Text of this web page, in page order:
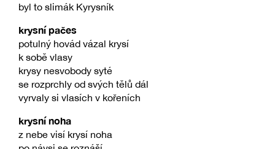
byl to slimák Kyrysník
krysní pačes
potulný hovád vázal krysí
k sobě vlasy
krysy nesvobody syté
se rozprchly od svých tělů dál
vyrvaly si vlasích v kořeních
krysní noha
z nebe visí krysí noha